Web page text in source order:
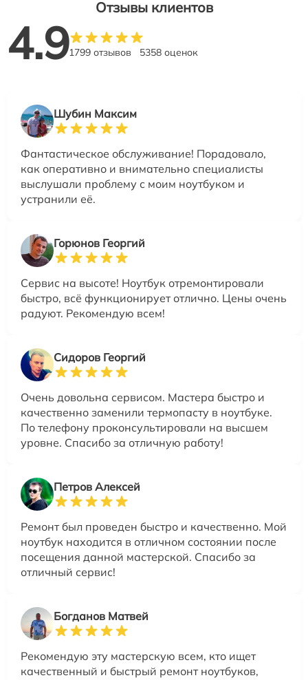
Отзывы клиентов
4.91799 отзывов 5358 оценок
Шубин Максим
Фантастическое обслуживание! Порадовало,
как оперативно и внимательно специалисты
выслушали проблему с моим ноутбуком и
устранили её.
Горюнов Георгий
Сервис на высоте! Ноутбук отремонтировали
быстро, всё функционирует отлично. Цены очень
радуют. Рекомендую всем!
Сидоров Георгий
Очень довольна сервисом. Мастера быстро и
качественно заменили термопасту в ноутбуке.
По телефону проконсультировали на высшем
уровне. Спасибо за отличную работу!
Петров Алексей
Ремонт был проведен быстро и качественно. Мой
ноутбук находится в отличном состоянии после
посещения данной мастерской. Спасибо за
отличный сервис!
Богданов Матвей
Рекомендую эту мастерскую всем, кто ищет
качественный и быстрый ремонт ноутбуков,